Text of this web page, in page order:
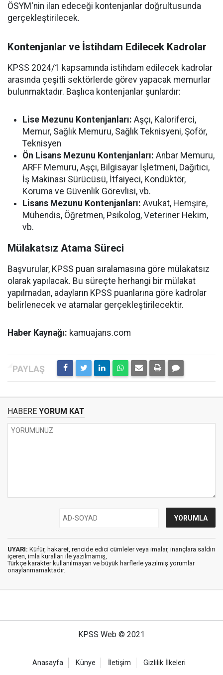
ÖSYM'nin ilan edeceği kontenjanlar doğrultusunda
gerçekleştirilecek.
Kontenjanlar ve İstihdam Edilecek Kadrolar
KPSS 2024/1 kapsamında istihdam edilecek kadrolar
arasında çeşitli sektörlerde görev yapacak memurlar
bulunmaktadır. Başlıca kontenjanlar şunlardır:
Lise Mezunu Kontenjanları: Aşçı, Kaloriferci,
Memur, Sağlık Memuru, Sağlık Teknisyeni, Şoför,
Teknisyen
Ön Lisans Mezunu Kontenjanları: Anbar Memuru,
ARFF Memuru, Aşçı, Bilgisayar İşletmeni, Dağıtıcı,
İş Makinası Sürücüsü, İtfaiyeci, Kondüktör,
Koruma ve Güvenlik Görevlisi, vb.
Lisans Mezunu Kontenjanları: Avukat, Hemşire,
Mühendis, Öğretmen, Psikolog, Veteriner Hekim,
vb.
Mülakatsız Atama Süreci
Başvurular, KPSS puan sıralamasına göre mülakatsız
olarak yapılacak. Bu süreçte herhangi bir mülakat
yapılmadan, adayların KPSS puanlarına göre kadrolar
belirlenecek ve atamalar gerçekleştirilecektir.
Haber Kaynağı: kamuajans.com
HABERE YORUM KAT
UYARI: Küfür, hakaret, rencide edici cümleler veya imalar, inançlara saldırı
içeren, imla kuralları ile yazılmamış,
Türkçe karakter kullanılmayan ve büyük harflerle yazılmış yorumlar
onaylanmamaktadır.
KPSS Web © 2021
Anasayfa Künye İletişim Gizlilik İlkeleri